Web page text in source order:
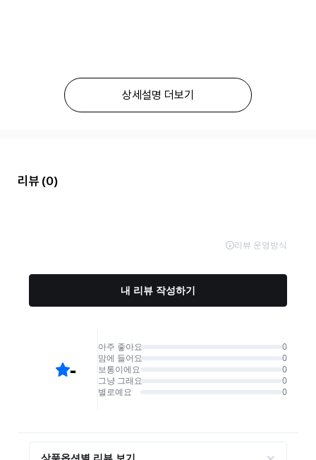
상세설명 더보기
리뷰 (0)